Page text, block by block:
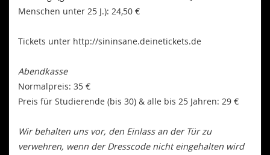
Menschen unter 25 J.): 24,50 €
Tickets unter http://sininsane.deinetickets.de
Abendkasse
Normalpreis: 35 €
Preis für Studierende (bis 30) & alle bis 25 Jahren: 29 €
Wir behalten uns vor, den Einlass an der Tür zu
verwehren, wenn der Dresscode nicht eingehalten wird